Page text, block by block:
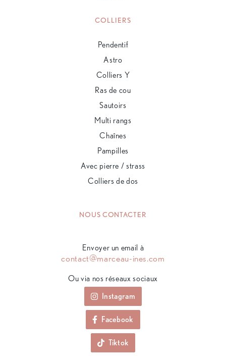
COLLIERS
Pendentif
Astro
Colliers Y
Ras de cou
Sautoirs
Multi rangs
Chaînes
Pampilles
Avec pierre / strass
Colliers de dos
NOUS CONTACTER
Envoyer un email à
contact@marceau-ines.com
Ou via nos réseaux sociaux
Instagram
Facebook
Tiktok